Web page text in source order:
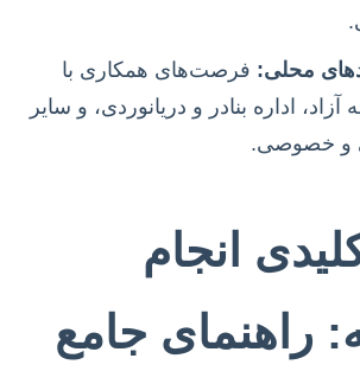
محلی: فرصت‌های همکاری با
اداره بنادر و دریانوردی، و سایر
و خصوصی.
انجام
راهنمای جامع